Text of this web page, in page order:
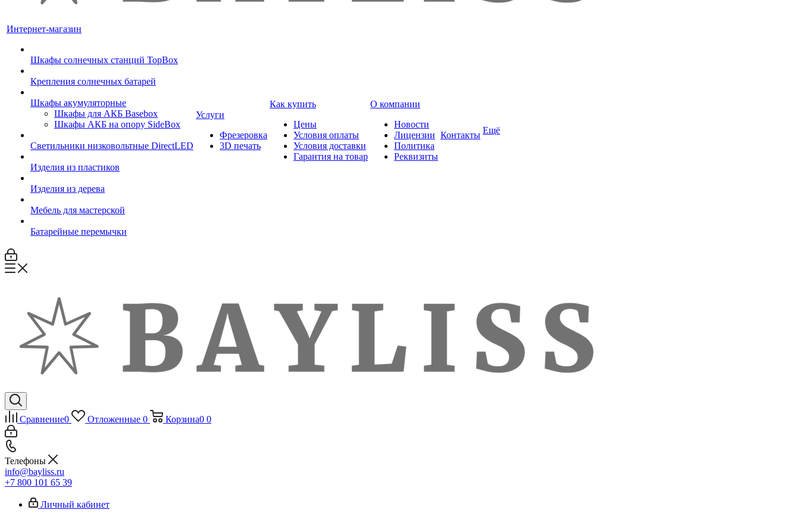
Интернет-магазин
Шкафы солнечных станций TopBox
Крепления солнечных батарей
Шкафы акумуляторные
Шкафы для АКБ Basebox
Шкафы АКБ на опору SideBox
Светильники низковольтные DirectLED
Изделия из пластиков
Изделия из дерева
Мебель для мастерской
Батарейные перемычки
Услуги
Фрезеровка
3D печать
Как купить
Цены
Условия оплаты
Условия доставки
Гарантия на товар
О компании
Новости
Лицензии
Политика
Реквизиты
Контакты Ещё
Сравнение0 Отложенные 0 Корзина0 0
Телефоны
info@bayliss.ru
+7 800 101 65 39
Личный кабинет